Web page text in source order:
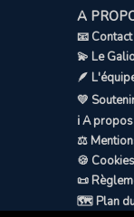
A
📧 Contact
💫 Le
🪶
💛
ℹ️ A
⚖️
🍪
📜
🗺️ Plan